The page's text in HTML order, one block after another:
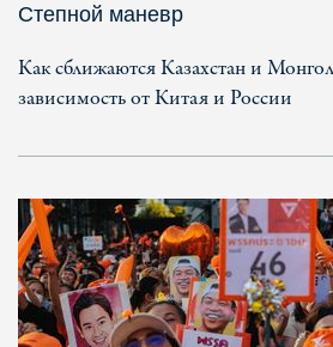
Степной маневр
Как сближаются Казахстан и
зависимость от Китая и России